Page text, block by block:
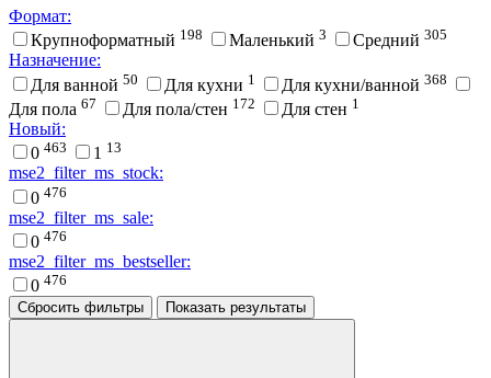
Формат:
Крупноформатный 198 Маленький 3 Средний 305
Назначение:
Для ванной 50 Для кухни 1 Для кухни/ванной 368
Для пола 67 Для пола/стен 172 Для стен 1
Новый:
0 463 1 13
mse2_filter_ms_stock:
0 476
mse2_filter_ms_sale:
0 476
mse2_filter_ms_bestseller:
0 476
Сбросить фильтры
Показать результаты